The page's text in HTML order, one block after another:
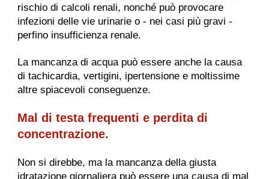
rischio di calcoli renali, nonché può provocare
infezioni delle vie urinarie o - nei casi più gravi -
perfino insufficienza renale.
La mancanza di acqua può essere anche la causa
di tachicardia, vertigini, ipertensione e moltissime
altre spiacevoli conseguenze.
Mal di testa frequenti e perdita di
concentrazione.
Non si direbbe, ma la mancanza della giusta
idratazione giornaliera può essere una causa di mal